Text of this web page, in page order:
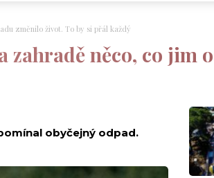
změnilo život. To by si přál každý
zahradě něco, co jim
obyčejný odpad.